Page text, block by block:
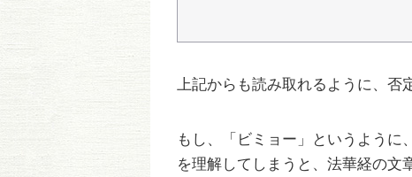
上記からも読み取れるように、否
もし、「ビミョー」というように
を理解してしまうと、法華経の文